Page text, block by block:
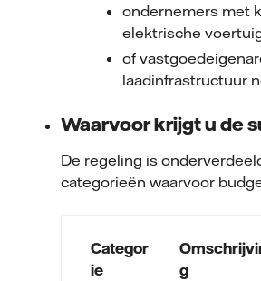
ondernemers met
elektrische
of
laadinfrastructuur
Waarvoor krijgt u de
De regeling is
categorieën waarvoor
Categor
ie
g